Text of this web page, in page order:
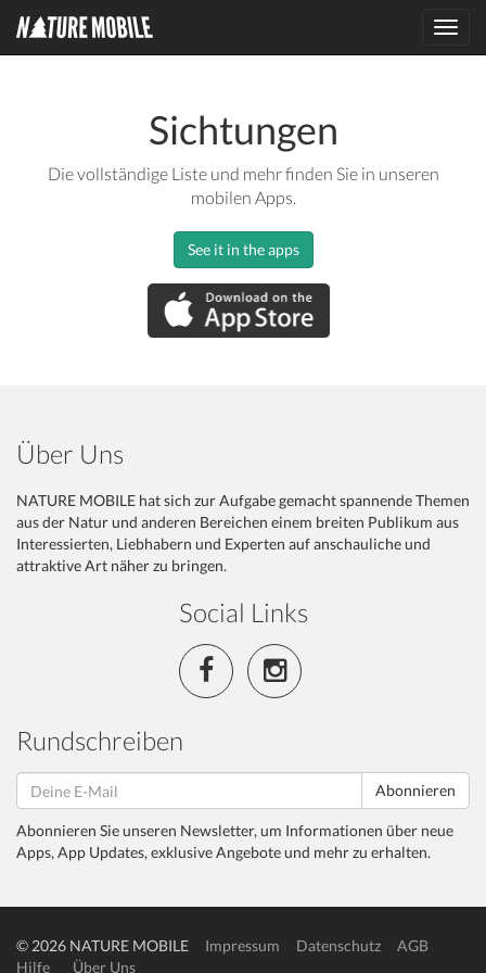
Sichtungen
Die vollständige Liste und mehr finden Sie in unseren
mobilen Apps.
See it in the apps
Über Uns
NATURE MOBILE hat sich zur Aufgabe gemacht spannende Themen
aus der Natur und anderen Bereichen einem breiten Publikum aus
Interessierten, Liebhabern und Experten auf anschauliche und
attraktive Art näher zu bringen.
Social Links
Rundschreiben
Abonnieren
Abonnieren Sie unseren Newsletter, um Informationen über neue
Apps, App Updates, exklusive Angebote und mehr zu erhalten.
© 2026 NATURE MOBILE Impressum Datenschutz
AGB
Hilfe
Über Uns